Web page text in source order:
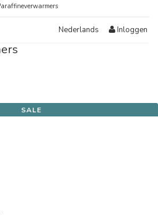
Nederlands Inloggen
SALE